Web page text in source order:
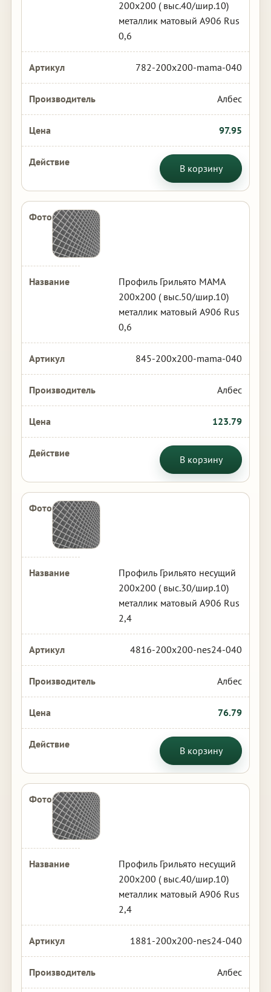
200х200 ( выс.40/шир.10)
металлик матовый А906 Rus
0,6
782-200x200-mama-040
Албес
97.95
В корзину
Профиль Грильято МАМА
200х200 ( выс.50/шир.10)
металлик матовый А906 Rus
0,6
845-200x200-mama-040
Албес
123.79
В корзину
Профиль Грильято несущий
200х200 ( выс.30/шир.10)
металлик матовый А906 Rus
2,4
4816-200x200-nes24-040
Албес
76.79
В корзину
Профиль Грильято несущий
200х200 ( выс.40/шир.10)
металлик матовый А906 Rus
2,4
1881-200x200-nes24-040
Албес